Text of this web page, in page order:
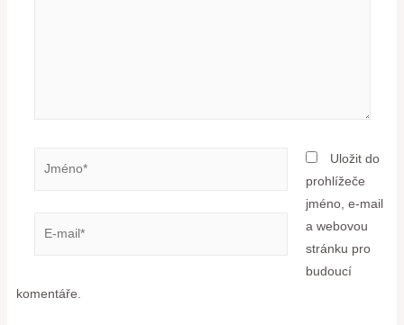
Uložit do
prohlížeče
jméno, e-mail
a webovou
stránku pro
budoucí
komentáře.